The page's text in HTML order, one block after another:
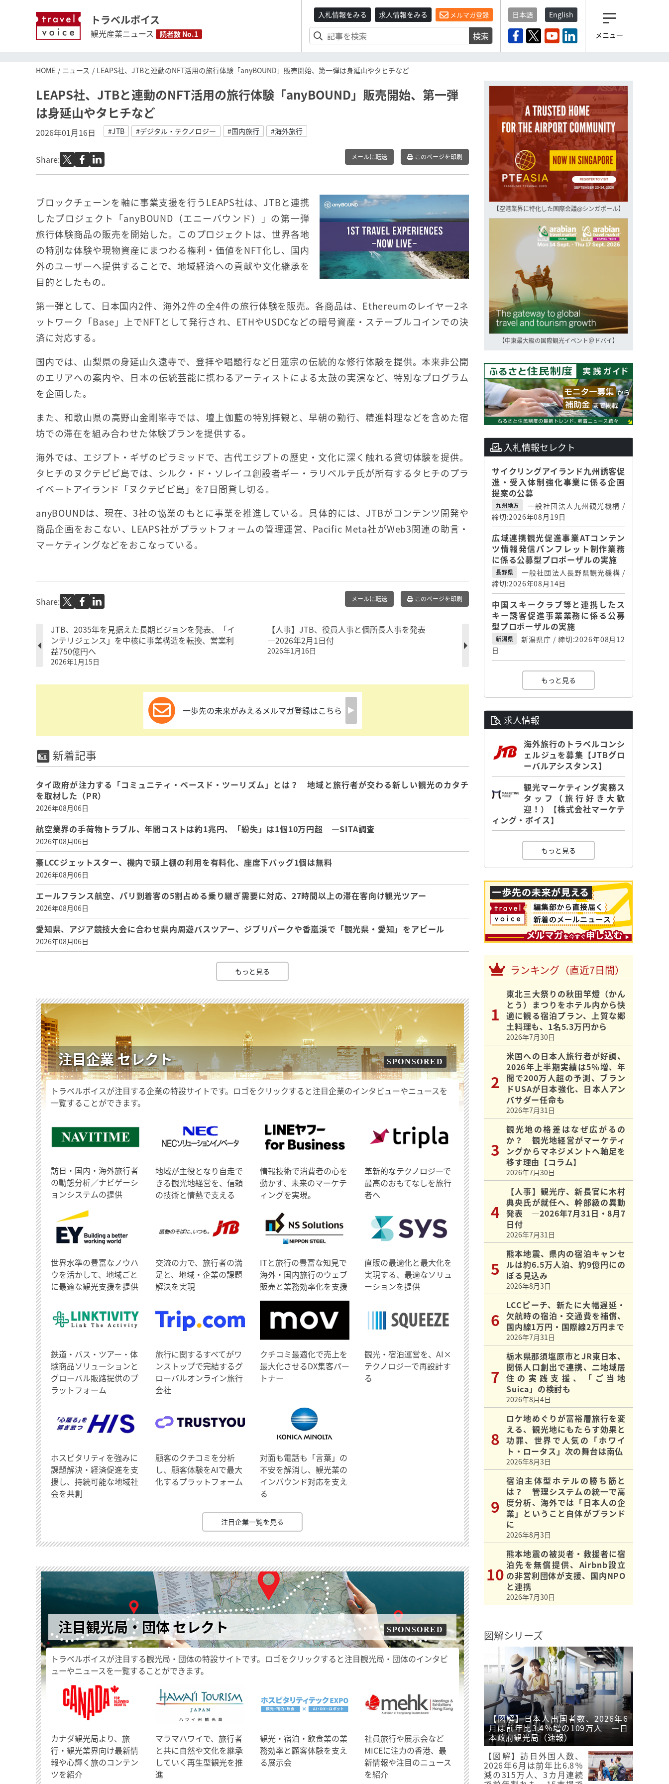
トラベルボイス
観光産業ニュース 読者数 No.1
入札情報をみる 求人情報をみる メルマガ登録
検索
日本語 English
メニュー
HOME ニュース LEAPS社、JTBと連動のNFT活用の旅行体験「anyBOUND」販売開始、第一弾は身延山やタヒチなど
LEAPS社、JTBと連動のNFT活用の旅行体験「anyBOUND」販売開始、第一弾
は身延山やタヒチなど
2026年01月16日 #JTB #デジタル・テクノロジー #国内旅行 #海外旅行
Share: メールに転送 このページを印刷
ブロックチェーンを軸に事業支援を行うLEAPS社は、JTBと連携
したプロジェクト「anyBOUND（エニーバウンド）」の第一弾
旅行体験商品の販売を開始した。このプロジェクトは、世界各地
の特別な体験や現物資産にまつわる権利・価値をNFT化し、国内
外のユーザーへ提供することで、地域経済への貢献や文化継承を
目的としたもの。
第一弾として、日本国内2件、海外2件の全4件の旅行体験を販売。各商品は、Ethereumのレイヤー2ネ
ットワーク「Base」上でNFTとして発行され、ETHやUSDCなどの暗号資産・ステーブルコインでの決
済に対応する。
国内では、山梨県の身延山久遠寺で、登拝や唱題行など日蓮宗の伝統的な修行体験を提供。本来非公開
のエリアへの案内や、日本の伝統芸能に携わるアーティストによる太鼓の実演など、特別なプログラム
を企画した。
また、和歌山県の高野山金剛峯寺では、壇上伽藍の特別拝観と、早朝の勤行、精進料理などを含めた宿
坊での滞在を組み合わせた体験プランを提供する。
海外では、エジプト・ギザのピラミッドで、古代エジプトの歴史・文化に深く触れる貸切体験を提供。
タヒチのヌクテピピ島では、シルク・ド・ソレイユ創設者ギー・ラリベルテ氏が所有するタヒチのプラ
イベートアイランド「ヌクテピピ島」を7日間貸し切る。
anyBOUNDは、現在、3社の協業のもとに事業を推進している。具体的には、JTBがコンテンツ開発や
商品企画をおこない、LEAPS社がプラットフォームの管理運営、Pacific Meta社がWeb3関連の助言・
マーケティングなどをおこなっている。
Share: メールに転送 このページを印刷
JTB、2035年を見据えた長期ビジョンを発表、「イ
ンテリジェンス」を中核に事業構造を転換、営業利
益750億円へ
2026年1月15日
【人事】JTB、役員人事と個所長人事を発表
―2026年2月1日付
2026年1月16日
一歩先の未来がみえるメルマガ登録はこちら
新着記事
タイ政府が注力する「コミュニティ・ベースド・ツーリズム」とは？ 地域と旅行者が交わる新しい観光のカタチ
を取材した（PR）
2026年08月06日
航空業界の手荷物トラブル、年間コストは約1兆円、「紛失」は1個10万円超 ―SITA調査
2026年08月06日
豪LCCジェットスター、機内で頭上棚の利用を有料化、座席下バッグ1個は無料
2026年08月06日
エールフランス航空、パリ到着客の5割占める乗り継ぎ需要に対応、27時間以上の滞在客向け観光ツアー
2026年08月06日
愛知県、アジア競技大会に合わせ県内周遊バスツアー、ジブリパークや香嵐渓で「観光県・愛知」をアピール
2026年08月06日
もっと見る
注目企業 セレクト SPONSORED
トラベルボイスが注目する企業の特設サイトです。ロゴをクリックすると注目企業のインタビューやニュースを
一覧することができます。
訪日・国内・海外旅行者
の動態分析／ナビゲーシ
ョンシステムの提供
地域が主役となり自走で
きる観光地経営を、信頼
の技術と情熱で支える
情報技術で消費者の心を
動かす、未来のマーケテ
ィングを実現。
革新的なテクノロジーで
最高のおもてなしを旅行
者へ
世界水準の豊富なノウハ
ウを活かして、地域ごと
に最適な観光支援を提供
交流の力で、旅行者の満
足と、地域・企業の課題
解決を実現
ITと旅行の豊富な知見で
海外・国内旅行のウェブ
販売と業務効率化を支援
直販の最適化と最大化を
実現する、最適なソリュ
ーションを提供
鉄道・バス・ツアー・体
験商品ソリューションと
グローバル販路提供のプ
ラットフォーム
旅行に関するすべてがワ
ンストップで完結するグ
ローバルオンライン旅行
会社
クチコミ最適化で売上を
最大化させるDX集客パー
トナー
観光・宿泊運営を、AI×
テクノロジーで再設計す
る
ホスピタリティを強みに
課題解決・経済促進を支
援し、持続可能な地域社
会を共創
顧客のクチコミを分析
し、顧客体験をAIで最大
化するプラットフォーム
対面も電話も「言葉」の
不安を解消し、観光業の
インバウンド対応を支え
る
注目企業一覧を見る
注目観光局・団体 セレクト SPONSORED
トラベルボイスが注目する観光局・団体の特設サイトです。ロゴをクリックすると注目観光局・団体のインタビ
ューやニュースを一覧することができます。
​カナダ観光局より、旅
行・観光業界向け最新情
報や心輝く旅のコンテン
ツを紹介
マラマハワイで、旅行者
と共に自然や文化を継承
していく再生型観光を推
進
観光・宿泊・飲食業の業
務効率と顧客体験を支え
る展示会
社員旅行や展示会など
MICEに注力の香港、最
新情報や注目のニュース
を紹介
【空港業界に特化した国際会議@シンガポール】
【中東最大級の国際観光イベント＠ドバイ】
入札情報セレクト
サイクリングアイランド九州誘客促
進・受入体制強化事業に係る企画
提案の公募
九州地方
一般社団法人九州観光機構 /
締切:2026年08月19日
広域連携観光促進事業ATコンテン
ツ情報発信パンフレット制作業務
に係る公募型プロポーザルの実施
長野県
一般社団法人長野県観光機構 /
締切:2026年08月14日
中国スキークラブ等と連携したス
キー誘客促進事業業務に係る公募
型プロポーザルの実施
新潟県
新潟県庁 / 締切:2026年08月12
日
もっと見る
求人情報
海外旅行のトラベルコンシ
ェルジュを募集【JTBグロ
ーバルアシスタンス】
観光マーケティング実務ス
タッフ（旅行好き大歓
迎！）【株式会社マーケテ
ィング・ボイス】
もっと見る
ランキング（直近7日間）
東北三大祭りの秋田竿燈（かん
とう）まつりをホテル内から快
適に観る宿泊プラン、上質な郷
土料理も、1名5.3万円から
2026年7月30日
米国への日本人旅行者が好調、
2026年上半期実績は5％増、年
間で200万人超の予測、ブラン
ドUSAが日本強化、日本人アン
バサダー任命も
2026年7月31日
観光地の格差はなぜ広がるの
か？ 観光地経営がマーケティ
ングからマネジメントへ軸足を
移す理由【コラム】
2026年7月30日
【人事】観光庁、新長官に木村
典央氏が就任へ、幹部級の異動
発表 ―2026年7月31日・8月7
日付
2026年7月31日
熊本地震、県内の宿泊キャンセ
ルは約6.5万人泊、約9億円にの
ぼる見込み
2026年8月3日
LCCピーチ、新たに大幅遅延・
欠航時の宿泊・交通費を補償、
国内線1万円・国際線2万円まで
2026年7月31日
栃木県那須塩原市とJR東日本、
関係人口創出で連携、二地域居
住の実践支援、「ご当地
Suica」の検討も
2026年8月4日
ロケ地めぐりが富裕層旅行を変
える、観光地にもたらす効果と
功罪、世界で人気の「ホワイ
ト・ロータス」次の舞台は南仏
2026年8月3日
宿泊主体型ホテルの勝ち筋と
は？ 管理システムの統一で高
度分析、海外では「日本人の企
業」ということ自体がブランド
に
2026年8月3日
熊本地震の被災者・救援者に宿
泊先を無償提供、Airbnb設立
の非営利団体が支援、国内NPO
と連携
2026年7月30日
図解シリーズ
【図解】日本人出国者数、2026年6
月は前年比3.4％増の109万人 ―日
本政府観光局（速報）
【図解】訪日外国人数、
2026年6月は前年比6.8％
減の315万人、3カ月連続
観光産業ニュース「トラベ
登録済みですよね？
もし未だ登録していないなら…
いますぐ登録する